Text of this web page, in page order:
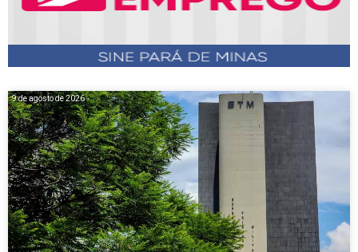
9 de agosto de 2026